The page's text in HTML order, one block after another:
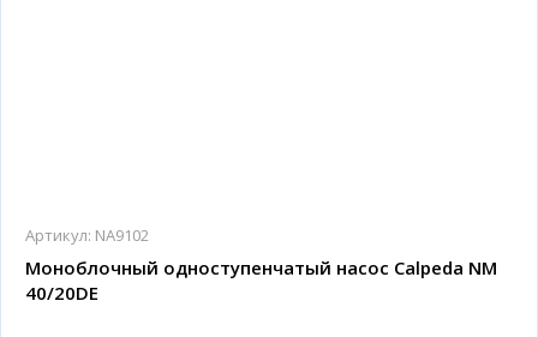
Артикул: NA9102
Моноблочный одноступенчатый насос Calpeda NM
40/20DE